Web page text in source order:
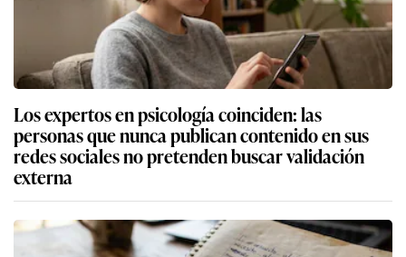
Los expertos en psicología coinciden: las
personas que nunca publican contenido en sus
redes sociales no pretenden buscar validación
externa